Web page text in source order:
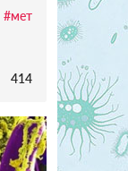
#мет
414